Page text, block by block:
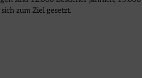
zum Ziel gesetzt.